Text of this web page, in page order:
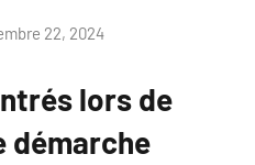
22, 2024
lors de
démarche